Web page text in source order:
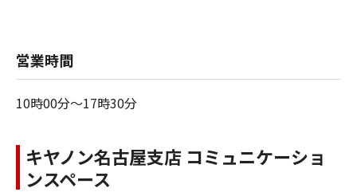
営業時間
10時00分～17時30分
キヤノン名古屋支店 コミュニケーショ
ンスペース